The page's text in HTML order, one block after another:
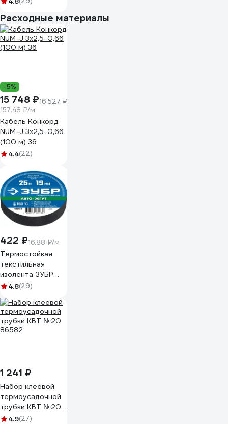
индивидуальный
штрих код IP20
КУ-50043068-
300-i
Расходные материалы
-5%
15 748 ₽16 527 ₽
157.48 ₽/м
Кабель Конкорд
NUM-J 3х2,5-0,66
(100 м) 36
4.4(22)
422 ₽16.88 ₽/м
Термостойкая
текстильная
изолента ЗУБР
Авто-Жгут 19 мм х
4.8(29)
1 241 ₽
Набор клеевой
термоусадочной
трубки КВТ №20
86582
4.9(27)